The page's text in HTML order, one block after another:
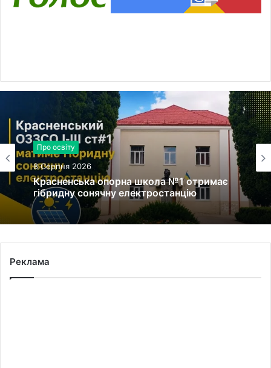
Про освіту
8 Серпня 2026
Красненська опорна школа №1 отримає
гібридну сонячну електростанцію
Реклама